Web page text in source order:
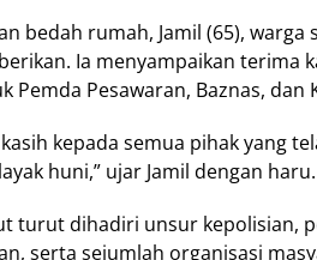
bedah rumah, Jamil (65),
Ia menyampaikan terima
Pemda Pesawaran, Baznas, dan
kepada semua pihak yang
huni,” ujar Jamil dengan haru.
turut dihadiri unsur kepolisian,
serta sejumlah organisasi